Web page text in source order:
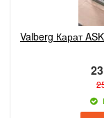
Valberg Карат